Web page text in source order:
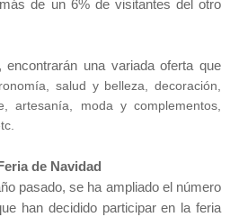
de un 6% de visitantes del otro
una variada oferta que
salud y belleza, decoración,
artesanía, moda y complementos,
de Navidad
pasado, se ha ampliado el número
han decidido participar en la feria